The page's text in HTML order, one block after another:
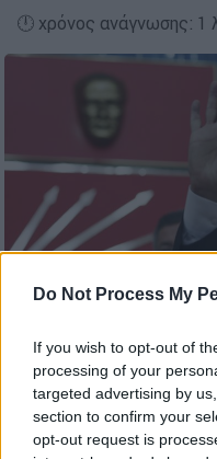
Do Not Process My
If you wish to opt-out of
processing of your
targeted advertising by
section to confirm your
opt-out request is
🕛 χρόνος ανάγνωσης:
AP Photo/Burhan Ozbilici